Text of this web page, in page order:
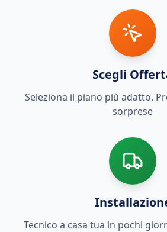
Scegli
Seleziona il piano più adatto.
sorprese
Tecnico a casa tua in pochi